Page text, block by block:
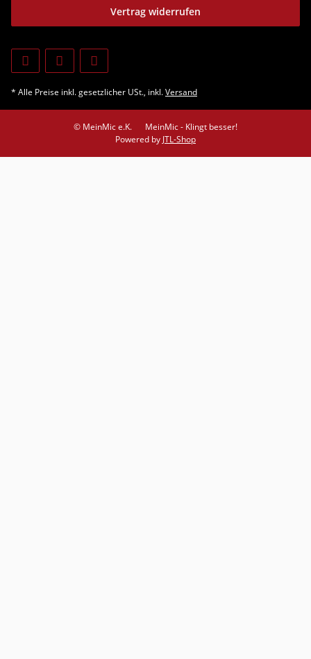
Vertrag widerrufen
* Alle Preise inkl. gesetzlicher USt., inkl.Versand
© MeinMic e.K.
MeinMic - Klingt besser!
Powered by JTL-Shop